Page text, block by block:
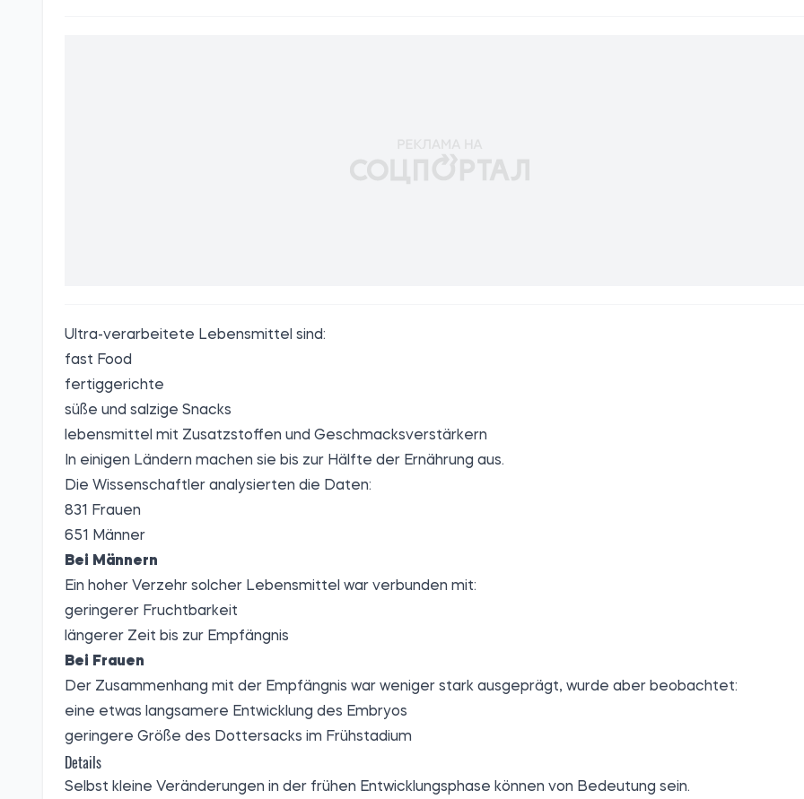
Ultra-verarbeitete Lebensmittel sind:
fast Food
fertiggerichte
süße und salzige Snacks
lebensmittel mit Zusatzstoffen und Geschmacksverstärkern
In einigen Ländern machen sie bis zur Hälfte der Ernährung aus.
Die Wissenschaftler analysierten die Daten:
831 Frauen
651 Männer
Bei Männern
Ein hoher Verzehr solcher Lebensmittel war verbunden mit:
geringerer Fruchtbarkeit
längerer Zeit bis zur Empfängnis
Bei Frauen
Der Zusammenhang mit der Empfängnis war weniger stark ausgeprägt, wurde aber beobachtet:
eine etwas langsamere Entwicklung des Embryos
geringere Größe des Dottersacks im Frühstadium
Details
Selbst kleine Veränderungen in der frühen Entwicklungsphase können von Bedeutung sein.